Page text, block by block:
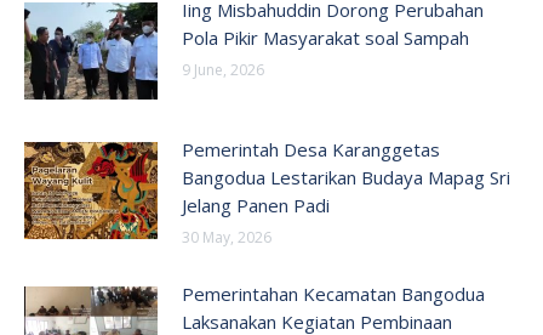
Iing Misbahuddin Dorong Perubahan
Pola Pikir Masyarakat soal Sampah
9 June, 2026
Pemerintah Desa Karanggetas
Bangodua Lestarikan Budaya Mapag Sri
Jelang Panen Padi
30 May, 2026
Pemerintahan Kecamatan Bangodua
Laksanakan Kegiatan Pembinaan